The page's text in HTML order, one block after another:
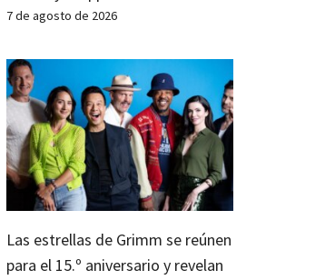
7 de agosto de 2026
Las estrellas de Grimm se reúnen
para el 15.º aniversario y revelan